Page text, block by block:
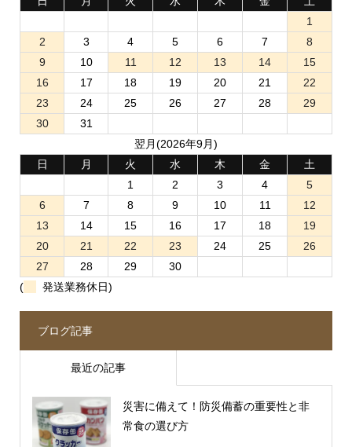
1
2
3 4 5 6 7
8
9
10 11 12 13 14
15
16
17 18 19 20 21
22
23
24 25 26 27 28
29
30
31
翌月(2026年9月)
日
月 火 水 木 金
土
1
2 3 4
5
6
7 8 9 10 11
12
13
14 15 16 17 18
19
20
21 22 23 24 25
26
27
28 29
30
(
発送業務休日)
ブログ記事
最近の記事
災害に備えて！防災備蓄の重要性と非
常食の選び方